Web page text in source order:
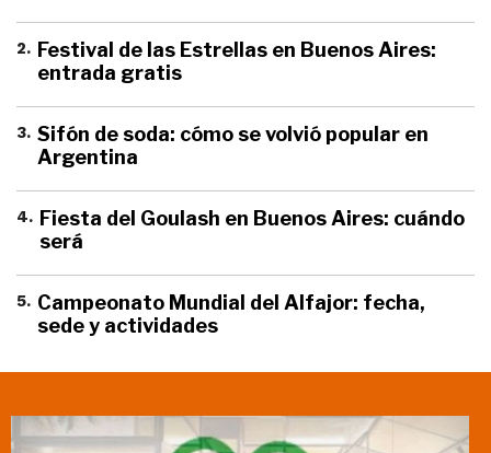
2. Festival de las Estrellas en Buenos Aires:
entrada gratis
3. Sifón de soda: cómo se volvió popular en
Argentina
4. Fiesta del Goulash en Buenos Aires: cuándo
será
5. Campeonato Mundial del Alfajor: fecha,
sede y actividades